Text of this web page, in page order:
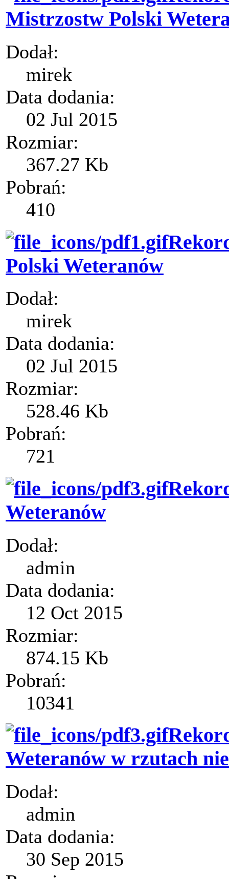
Mistrzostw Polski
Dodał:
mirek
Data dodania:
02 Jul 2015
Rozmiar:
367.27 Kb
Pobrań:
410
Polski Weteranów
Dodał:
mirek
Data dodania:
02 Jul 2015
Rozmiar:
528.46 Kb
Pobrań:
721
Weteranów
Dodał:
admin
Data dodania:
12 Oct 2015
Rozmiar:
874.15 Kb
Pobrań:
10341
Weteranów w rzutach
Dodał:
admin
Data dodania:
30 Sep 2015